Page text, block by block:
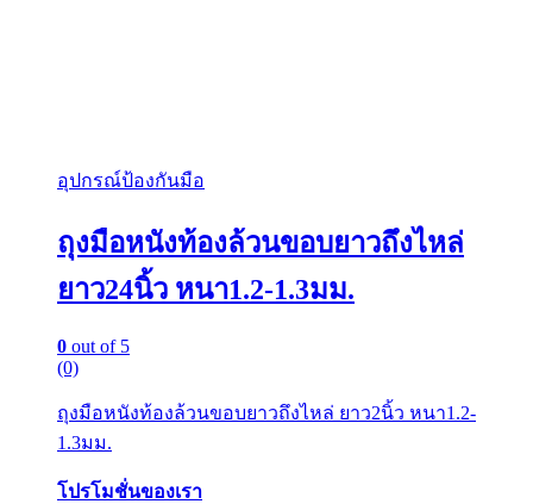
อุปกรณ์ป้องกันมือ
ถุงมือหนังท้องล้วนขอบยาวถึงไหล่
ยาว24นิ้ว หนา1.2-1.3มม.
0 out of 5
(0)
ถุงมือหนังท้องล้วนขอบยาวถึงไหล่ ยาว2นิ้ว หนา1.2-
1.3มม.
โปรโมชั่นของเรา